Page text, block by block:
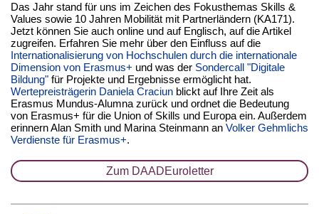
Das Jahr stand für uns im Zeichen des Fokusthemas Skills &
Values sowie 10 Jahren Mobilität mit Partnerländern (KA171).
Jetzt können Sie auch online und auf Englisch, auf die Artikel
zugreifen. Erfahren Sie mehr über den Einfluss auf die
Internationalisierung von Hochschulen durch die internationale
Dimension von Erasmus+ und was der Sondercall "Digitale
Bildung" für Projekte und Ergebnisse ermöglicht hat.
Wertepreisträgerin Daniela Craciun blickt auf Ihre Zeit als
Erasmus Mundus-Alumna zurück und ordnet die Bedeutung
von Erasmus+ für die Union of Skills und Europa ein. Außerdem
erinnern Alan Smith und Marina Steinmann an Volker Gehmlichs
Verdienste für Erasmus+.
Zum DAADEuroletter